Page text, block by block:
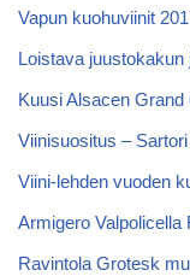
Vapun kuohuviinit
Loistava
Kuusi Alsacen
Viinisuositus –
Viini-lehden vuoden
Armigero Valpolicella
Ravintola Grotesk